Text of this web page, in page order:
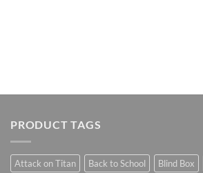
PRODUCT TAGS
Attack on Titan Back to School Blind Box